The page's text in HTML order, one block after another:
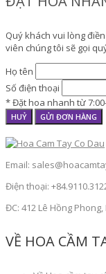
Quý khách vui lòng
viên chúng tôi sẽ gọi
Họ tên
Số điện thoại
* Đặt hoa nhanh từ
HUỶ GỬI ĐƠN HÀNG
Email:
Điện thoại:
ĐC: 412 Lê Hồng
VỀ HOA CẦM